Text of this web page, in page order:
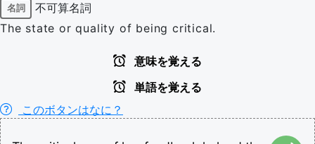
名詞
不可算名詞
The state or quality of being critical.
意味を覚える
単語を覚える
このボタンはなに？